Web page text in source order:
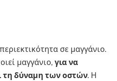
σε μαγγάνιο.
μαγγάνιο, για να
τη δύναμη των οστών. Η